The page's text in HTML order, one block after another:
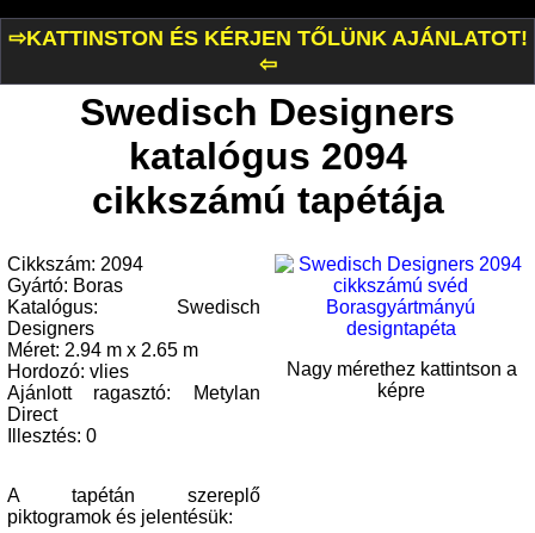
⇨KATTINSTON ÉS KÉRJEN TŐLÜNK AJÁNLATOT!
⇦
Swedisch Designers
katalógus 2094
cikkszámú tapétája
Cikkszám: 2094
Gyártó: Boras
Katalógus: Swedisch
Designers
Méret: 2.94 m x 2.65 m
Hordozó: vlies
Ajánlott ragasztó: Metylan
Direct
Illesztés: 0
A tapétán szereplő
piktogramok és jelentésük:
Nagy mérethez kattintson a
képre